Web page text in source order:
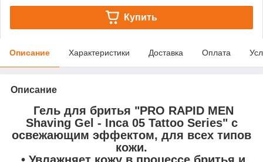
Купить
Описание Характеристики Доставка Оплата
Описание
Гель для бритья "PRO RAPID MEN
Shaving Gel - Inca 05 Tattoo Series" с
освежающим эффектом, для всех типов
кожи.